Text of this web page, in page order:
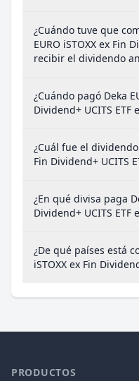
¿Cuándo tuve que
EURO iSTOXX ex Fin
recibir el dividendo
¿Cuándo pagó Deka
Dividend+ UCITS
¿Cuál fue el dividendo
Fin Dividend+ UCITS
¿En qué divisa paga
Dividend+ UCITS ETF
¿De qué países está
iSTOXX ex Fin
PRODUCTOS